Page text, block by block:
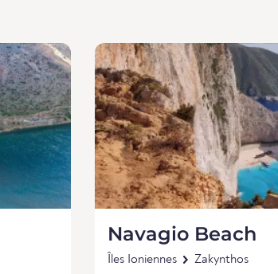
Navagio Beach
Îles Ioniennes Zakynthos